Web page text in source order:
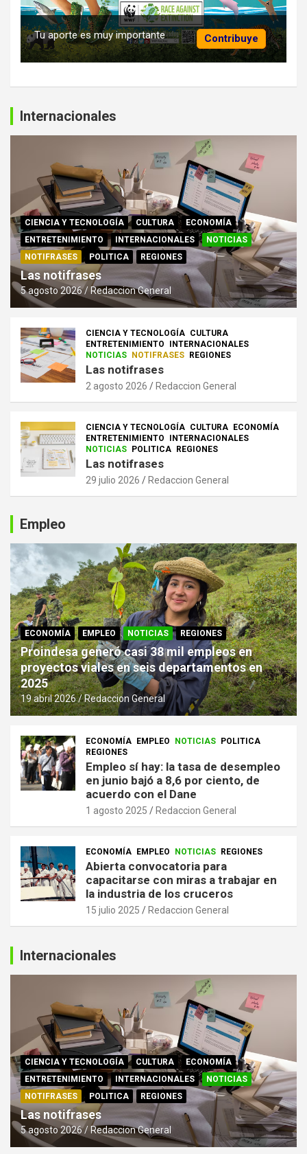
Contribuye
Tu aporte es muy importante
Internacionales
CIENCIA Y TECNOLOGÍA CULTURA
ECONOMÍA
ENTRETENIMIENTO
INTERNACIONALES
NOTICIAS
NOTIFRASES
POLITICA REGIONES
Las notifrases
5 agosto 2026 Redaccion General
CIENCIA Y TECNOLOGÍA CULTURA
ENTRETENIMIENTO
INTERNACIONALES
NOTICIAS
NOTIFRASES REGIONES
Las notifrases
2 agosto 2026 Redaccion General
CIENCIA Y TECNOLOGÍA CULTURA
ECONOMÍA
ENTRETENIMIENTO
INTERNACIONALES
NOTICIAS
POLITICA REGIONES
Las notifrases
29 julio 2026 Redaccion General
Empleo
ECONOMÍA EMPLEO NOTICIAS REGIONES
Proindesa generó casi 38 mil empleos en
proyectos viales en seis departamentos en
2025
19 abril 2026 Redaccion General
ECONOMÍA EMPLEO NOTICIAS POLITICA
REGIONES
Empleo sí hay: la tasa de desempleo
en junio bajó a 8,6 por ciento, de
acuerdo con el Dane
1 agosto 2025 Redaccion General
ECONOMÍA EMPLEO NOTICIAS REGIONES
Abierta convocatoria para
capacitarse con miras a trabajar en
la industria de los cruceros
15 julio 2025 Redaccion General
Internacionales
CIENCIA Y TECNOLOGÍA CULTURA
ECONOMÍA
ENTRETENIMIENTO
INTERNACIONALES
NOTICIAS
NOTIFRASES
POLITICA REGIONES
Las notifrases
5 agosto 2026 Redaccion General